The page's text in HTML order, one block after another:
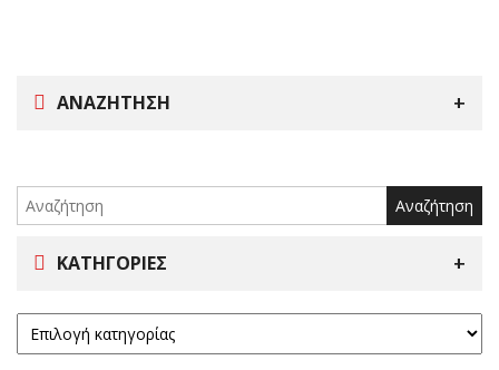
ΑΝΑΖΉΤΗΣΗ
for:
ΚΑΤΗΓΟΡΊΕΣ